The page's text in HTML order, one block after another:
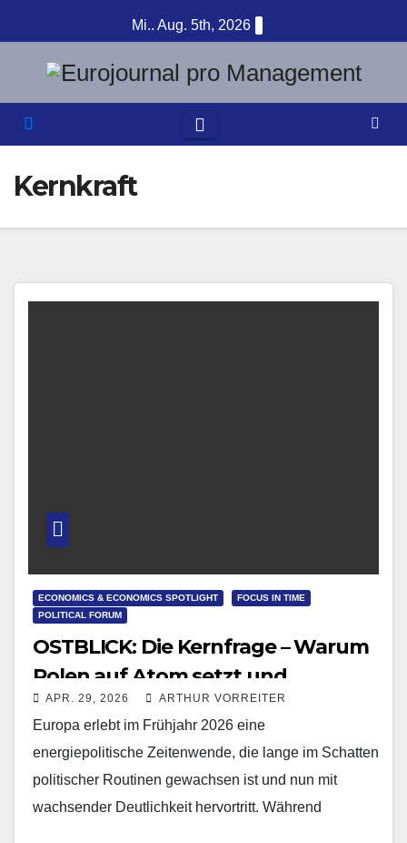
Inhalt
springen
Mi.. Aug. 5th, 2026
Kernkraft
ECONOMICS & ECONOMICS SPOTLIGHT
FOCUS IN TIME
POLITICAL FORUM
OSTBLICK: Die Kernfrage – Warum
Polen auf Atom setzt und
Deutschland dagegenhält
APR. 29, 2026 ARTHUR VORREITER
Europa erlebt im Frühjahr 2026 eine
energiepolitische Zeitenwende, die lange im Schatten
politischer Routinen gewachsen ist und nun mit
wachsender Deutlichkeit hervortritt. Während